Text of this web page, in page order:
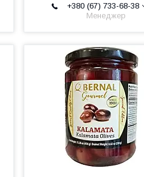
+380 (67) 733-68-38
Менеджер